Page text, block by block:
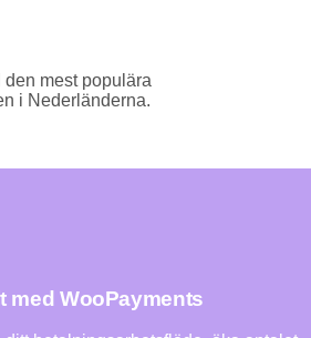
mest populära
i Nederländerna.
med WooPayments